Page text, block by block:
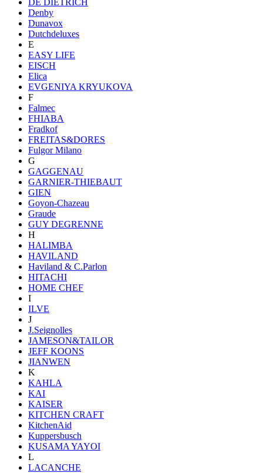
Denby
Dunavox
Dutchdeluxes
E
EASY LIFE
EISCH
Elica
EVGENIYA KRYUKOVA
F
Falmec
FHIABA
Fradkof
FREITAS&DORES
Fulgor Milano
G
GAGGENAU
GARNIER-THIEBAUT
GIEN
Goyon-Chazeau
Graude
GUY DEGRENNE
H
HALIMBA
HAVILAND
Haviland & C.Parlon
HITACHI
HOME CHEF
I
ILVE
J
J.Seignolles
JAMESON&TAILOR
JEFF KOONS
JIANWEN
K
KAHLA
KAI
KAISER
KITCHEN CRAFT
KitchenAid
Kuppersbusch
KUSAMA YAYOI
L
LACANCHE